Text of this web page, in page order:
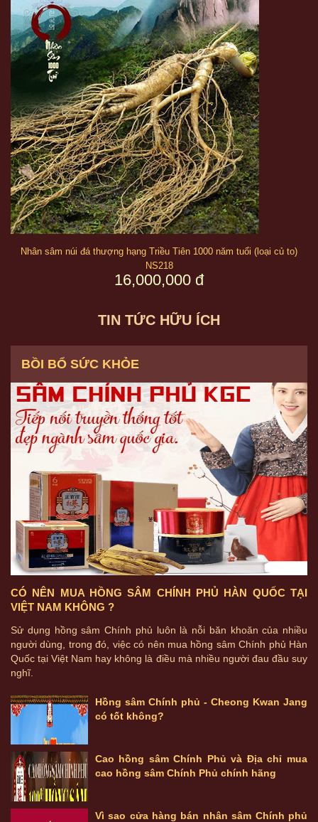
Nhân sâm núi đá thượng hạng Triều Tiên 1000 năm tuổi (loại củ to)
NS218
16,000,000 đ
TIN TỨC HỮU ÍCH
BỒI BỔ SỨC KHỎE
CÓ NÊN MUA HỒNG SÂM CHÍNH PHỦ HÀN QUỐC TẠI
VIỆT NAM KHÔNG ?
Sử dụng hồng sâm Chính phủ luôn là nỗi băn khoăn của nhiều
người dùng, trong đó, việc có nên mua hồng sâm Chính phủ Hàn
Quốc tại Việt Nam hay không là điều mà nhiều người đau đầu suy
nghĩ.
Hồng sâm Chính phủ - Cheong Kwan Jang
có tốt không?
Cao hồng sâm Chính Phủ và Địa chỉ mua
cao hồng sâm Chính Phủ chính hãng
Vì sao cửa hàng bán nhân sâm Chính phủ